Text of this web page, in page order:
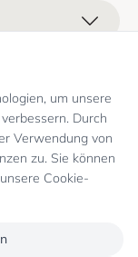
um unsere
Durch
Verwendung von
zu. Sie können
Cookie-